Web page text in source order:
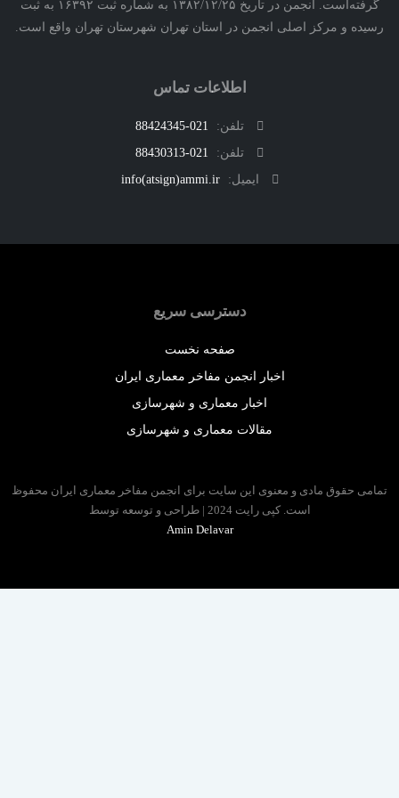
گرفته‌است. انجمن در تاریخ ۱۳۸۲/۱۲/۲۵ به شماره ثبت ۱۶۳۹۲ به ثبت
و مرکز اصلی انجمن در استان تهران شهرستان تهران واقع است.
اطلاعات تماس
تلفن:
021-88424345
تلفن:
021-88430313
ایمیل:
info(atsign)ammi.ir
دسترسی سریع
صفحه نخست
اخبار انجمن مفاخر معماری ایران
اخبار معماری و شهرسازی
مقالات معماری و شهرسازی
حقوق مادی و معنوی این سایت برای انجمن مفاخر معماری ایران محفوظ
است. کپی رایت 2024 | طراحی و توسعه توسط
Amin Delavar